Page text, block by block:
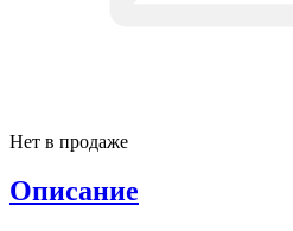
Нет в продаже
Описание